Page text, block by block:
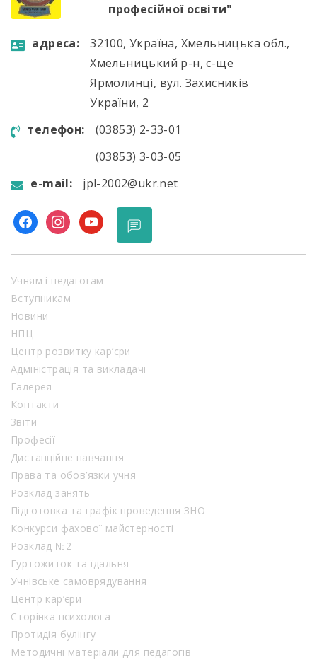
професійної освіти"
aдресa:
32100, Україна, Хмельницька обл.,
Хмельницький р-н, с-ще
Ярмолинці, вул. Захисників
України, 2
телефон:
(03853) 2-33-01
(03853) 3-03-05
e-mail:
jpl-2002@ukr.net
facebookinstagram
youtube
Учням і педагогам
Вступникам
Новини
НПЦ
Центр розвитку кар’єри
Адміністрація та викладачі
Галерея
Контакти
Звіти
Професії
Дистанційне навчання
Права та обов’язки учня
Розклад занять
Підготовка та графік проведення ЗНО
Конкурси фахової майстерності
Розклад №2
Гуртожиток та їдальня
Учнівське самоврядування
Центр кар’єри
Сторінка психолога
Протидія булінгу
Методичні матеріали для педагогів